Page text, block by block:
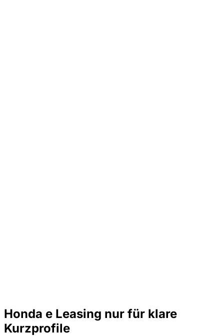
Honda e Leasing nur für klare
Kurzprofile